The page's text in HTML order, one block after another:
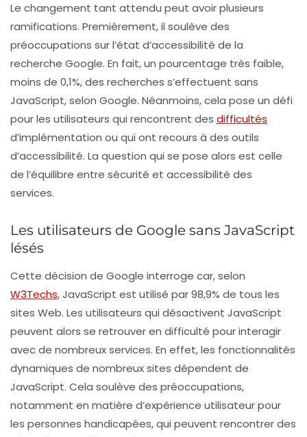
Le changement tant attendu peut avoir plusieurs
ramifications. Premièrement, il soulève des
préoccupations sur l’état d’accessibilité de la
recherche Google. En fait, un pourcentage très faible,
moins de 0,1%, des recherches s’effectuent sans
JavaScript, selon Google. Néanmoins, cela pose un défi
pour les utilisateurs qui rencontrent des difficultés
d’implémentation ou qui ont recours à des outils
d’accessibilité. La question qui se pose alors est celle
de l’équilibre entre sécurité et accessibilité des
services.
Les utilisateurs de Google sans JavaScript
lésés
Cette décision de Google interroge car, selon
W3Techs,JavaScript est utilisé par98,9% de tous les
sites Web. Les utilisateurs qui désactivent JavaScript
peuvent alors se retrouver en difficulté pour interagir
avec de nombreux services. En effet, les fonctionnalités
dynamiques de nombreux sites dépendent de
JavaScript. Cela soulève des préoccupations,
notamment en matière d’expérience utilisateur pour
les personnes handicapées, qui peuvent rencontrer des